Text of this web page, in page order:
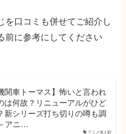
を口コミも併せてご紹介し
前に参考にしてください
アニメ偉人館
関車トーマス】怖いと言われ
は何故？リニューアルがひど
新シリーズ打ち切りの噂も調
アニ…